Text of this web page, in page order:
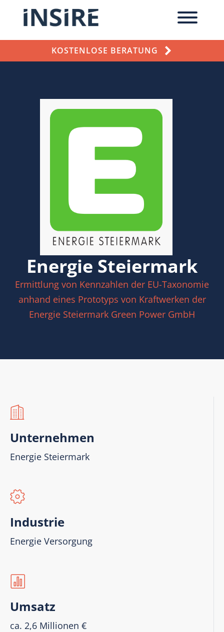
KOSTENLOSE BERATUNG
Energie Steiermark
Ermittlung von Kennzahlen der EU-Taxonomie
anhand eines Prototyps von Kraftwerken der
Energie Steiermark Green Power GmbH
Unternehmen
Energie Steiermark
Industrie
Energie Versorgung
Umsatz
ca. 2,6 Millionen €